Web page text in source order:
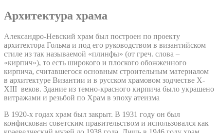
Архитектура храма
Александро-Невский храм был построен по проекту
архитектора Гольма и под его руководством в византийском
стиле из так называемой «плинфы» (от греч. слова –
«кирпич»), то есть широкого и плоского обожженного
кирпича, считавшегося основным строительным материалом
в архитектуре Византии и в русском храмовом зодчестве X-
XIII веков. Здание из темно-красного кирпича было украшено
витражами и резьбой по Храм в эпоху атеизма
В 1920-х годах храм был закрыт. В 1931 году он был
конфискован советским правительством и использовался как